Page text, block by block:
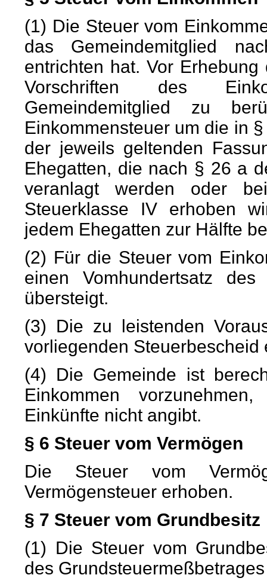
(1) Die Steuer vom
das Gemeindemitglied
entrichten hat. Vor
Vorschriften des
Gemeindemitglied zu
Einkommensteuer um die in
der jeweils geltenden
Ehegatten, die nach § 26 a
veranlagt werden oder
Steuerklasse IV erhoben
jedem Ehegatten zur Hälfte
(2) Für die Steuer vom
einen Vomhundertsatz
übersteigt.
(3) Die zu leistenden
vorliegenden Steuerbescheid
(4) Die Gemeinde ist
Einkommen
Einkünfte nicht angibt.
§ 6 Steuer vom Vermögen
Die Steuer vom
Vermögensteuer erhoben.
§ 7 Steuer vom Grundbesitz
(1) Die Steuer vom
des